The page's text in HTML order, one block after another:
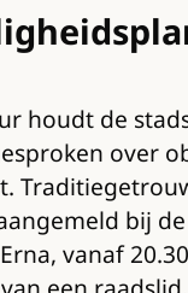
houdt de
over
bij
vanaf